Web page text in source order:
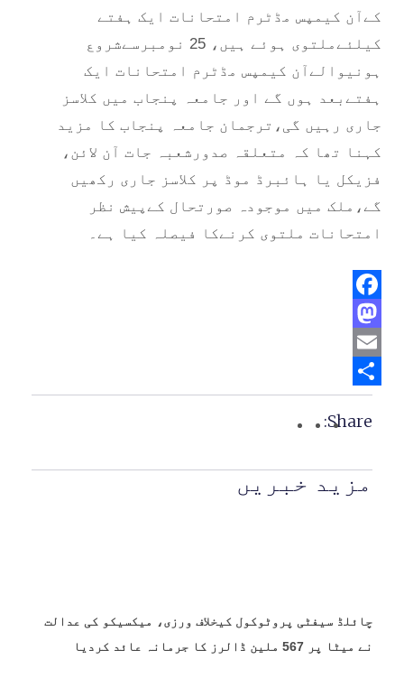
کےآن کیمپس مڈٹرم امتحانات ایک ہفتے
کیلئےملتوی ہوئے ہیں، 25 نومبرسےشروع
ہونیوالےآن کیمپس مڈٹرم امتحانات ایک
ہفتےبعد ہوں گے اور جامعہ پنجاب میں کلاسز
جاری رہیں گی،ترجمان جامعہ پنجاب کا مزید
کہنا تھا کہ متعلقہ صدورشعبہ جات آن لائن،
فزیکل یا ہائبرڈ موڈ پر کلاسز جاری رکھیں
گے،ملک میں موجودہ صورتحال کےپیش نظر
امتحانات ملتوی کرنےکا فیصلہ کیا ہے۔
Facebook
Mastodon
Email
Share
Share:
مزید خبریں
چائلڈ سیفٹی پروٹوکول کیخلاف ورزی، میکسیکو کی عدالت
نے میٹا پر 567 ملین ڈالرز کا جرمانہ عائد کردیا